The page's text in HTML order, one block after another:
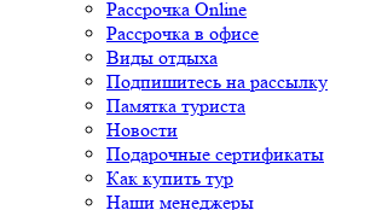
Рассрочка Online
Рассрочка в офисе
Виды отдыха
Подпишитесь на рассылку
Памятка туриста
Новости
Подарочные сертификаты
Как купить тур
Наши менеджеры